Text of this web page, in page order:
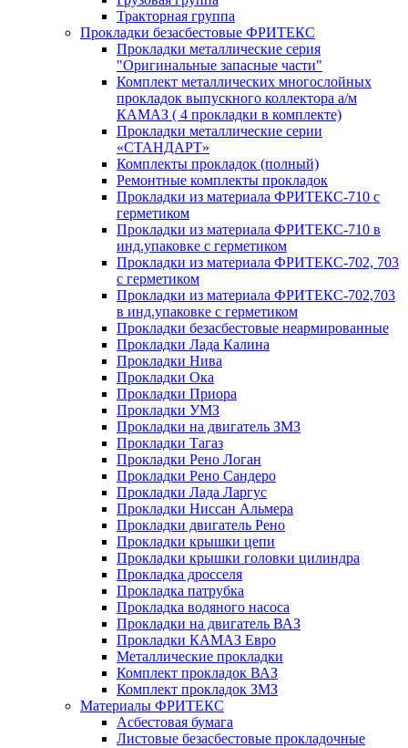
Тракторная группа
Прокладки безасбестовые ФРИТЕКС
Прокладки металлические серия
"Оригинальные запасные части"
Комплект металлических многослойных
прокладок выпускного коллектора а/м
КАМАЗ ( 4 прокладки в комплекте)
Прокладки металлические серии
«СТАНДАРТ»
Комплекты прокладок (полный)
Ремонтные комплекты прокладок
Прокладки из материала ФРИТЕКС-710 с
герметиком
Прокладки из материала ФРИТЕКС-710 в
инд.упаковке с герметиком
Прокладки из материала ФРИТЕКС-702, 703
с герметиком
Прокладки из материала ФРИТЕКС-702,703
в инд.упаковке с герметиком
Прокладки безасбестовые неармированные
Прокладки Лада Калина
Прокладки Нива
Прокладки Ока
Прокладки Приора
Прокладки УМЗ
Прокладки на двигатель ЗМЗ
Прокладки Тагаз
Прокладки Рено Логан
Прокладки Рено Сандеро
Прокладки Лада Ларгус
Прокладки Ниссан Альмера
Прокладки двигатель Рено
Прокладки крышки цепи
Прокладки крышки головки цилиндра
Прокладка дросселя
Прокладка патрубка
Прокладка водяного насоса
Прокладки на двигатель ВАЗ
Прокладки КАМАЗ Евро
Металлические прокладки
Комплект прокладок ВАЗ
Комплект прокладок ЗМЗ
Материалы ФРИТЕКС
Асбестовая бумага
Листовые безасбестовые прокладочные